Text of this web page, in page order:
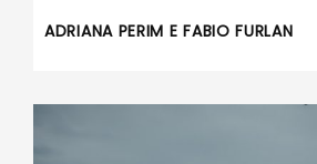
ADRIANA PERIM E FABIO FURLAN